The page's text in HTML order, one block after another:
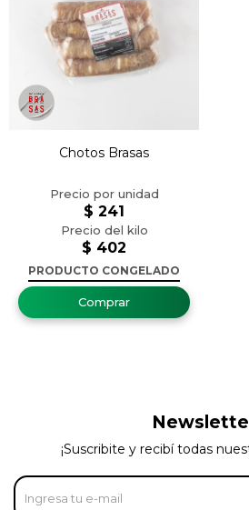
Chotos Brasas
$ 402
$ 241
PRODUCTO CONGELADO
¡Suscribite y recibí todas